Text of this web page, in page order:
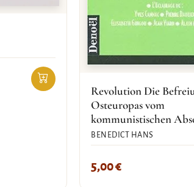
Revolution Die
Osteuropas vom
kommunistischen
BENEDICT HANS
5,00€